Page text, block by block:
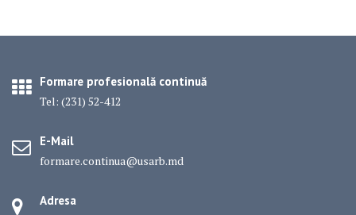
Formare profesională continuă
Tel: (231) 52-412
E-Mail
formare.continua@usarb.md
Adresa